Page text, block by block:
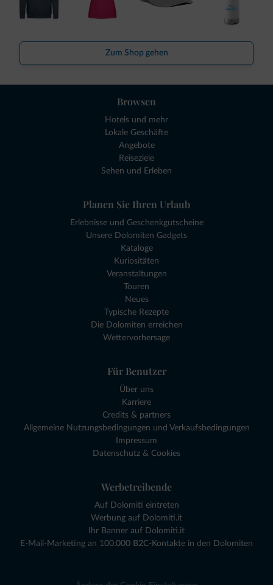
Zum Shop gehen
Browsen
Hotels und mehr
Lokale Geschäfte
Angebote
Reiseziele
Sehen und Erleben
Planen Sie Ihren Urlaub
Erlebnisse und Geschenkgutscheine
Unsere Dolomiten Gadgets
Kataloge
Kuriositäten
Veranstaltungen
Touren
Neues
Typische Rezepte
Die Dolomiten erreichen
Wettervorhersage
Für Benutzer
Über uns
Karriere
Credits & partners
Allgemeine Nutzungsbedingungen und Verkaufsbedingungen
Impressum
Datenschutz & Cookies
Werbetreibende
Auf Dolomiti eintreten
Werbung auf Dolomiti.it
Ihr Banner auf Dolomiti.it
E-Mail-Marketing an 100.000 B2C-Kontakte in den Dolomiten